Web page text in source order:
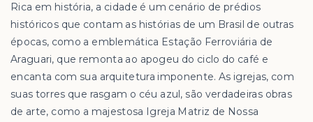
Rica em história, a cidade é um cenário de prédios
históricos que contam as histórias de um Brasil de outras
épocas, como a emblemática Estação Ferroviária de
Araguari, que remonta ao apogeu do ciclo do café e
encanta com sua arquitetura imponente. As igrejas, com
suas torres que rasgam o céu azul, são verdadeiras obras
de arte, como a majestosa Igreja Matriz de Nossa